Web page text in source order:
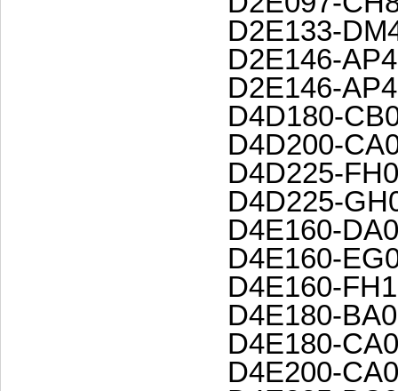
D2E133-
D2E146-
D2E146-
D4D180-
D4D200-
D4D225-
D4D225-
D4E160-
D4E160-
D4E160-
D4E180-
D4E180-
D4E200-